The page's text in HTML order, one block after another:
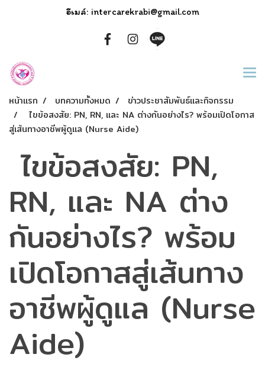
อีเมล์: intercarekrabi@gmail.com
หน้าแรก บทความทั้งหมด
ข่าวประชาสัมพันธ์และกิจกรรม
‍️ ไขข้อสงสัย: PN, RN, และ NA ต่างกันอย่างไร? พร้อมเปิดโอกาส
สู่เส้นทางอาชีพผู้ดูแล (Nurse Aide)
‍️ ไขข้อสงสัย: PN,
RN, และ NA ต่าง
กันอย่างไร? พร้อม
เปิดโอกาสสู่เส้นทาง
อาชีพผู้ดูแล (Nurse
Aide)